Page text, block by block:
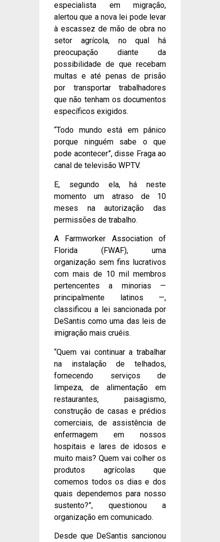
especialista em migração,
alertou que a nova lei pode levar
à escassez de mão de obra no
setor agrícola, no qual há
preocupação diante da
possibilidade de que recebam
multas e até penas de prisão
por transportar trabalhadores
que não tenham os documentos
específicos exigidos.
“Todo mundo está em pânico
porque ninguém sabe o que
pode acontecer”, disse Fraga ao
canal de televisão WPTV.
E, segundo ela, há neste
momento um atraso de 10
meses na autorização das
permissões de trabalho.
A Farmworker Association of
Florida (FWAF), uma
organização sem fins lucrativos
com mais de 10 mil membros
pertencentes a minorias —
principalmente latinos —,
classificou a lei sancionada por
DeSantis como uma das leis de
imigração mais cruéis.
“Quem vai continuar a trabalhar
na instalação de telhados,
fornecendo serviços de
limpeza, de alimentação em
restaurantes, paisagismo,
construção de casas e prédios
comerciais, de assistência de
enfermagem em nossos
hospitais e lares de idosos e
muito mais? Quem vai colher os
produtos agrícolas que
comemos todos os dias e dos
quais dependemos para nosso
sustento?”, questionou a
organização em comunicado.
Desde que DeSantis sancionou